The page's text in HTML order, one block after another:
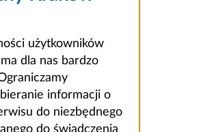
użytkowników
dla nas bardzo
informacji o
do niezbędnego
do świadczenia